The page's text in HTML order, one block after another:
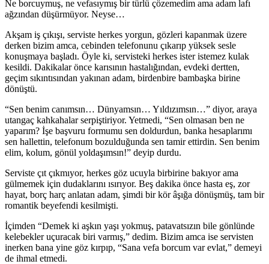
Ne borcuymuş, ne vefasıymış bir türlü çözemedim ama adam lafı
ağzından düşürmüyor. Neyse…
Akşam iş çıkışı, serviste herkes yorgun, gözleri kapanmak üzere
derken bizim amca, cebinden telefonunu çıkarıp yüksek sesle
konuşmaya başladı. Öyle ki, servisteki herkes ister istemez kulak
kesildi. Dakikalar önce karısının hastalığından, evdeki dertten,
geçim sıkıntısından yakınan adam, birdenbire bambaşka birine
dönüştü.
“Sen benim canımsın… Dünyamsın… Yıldızımsın…” diyor, araya
utangaç kahkahalar serpiştiriyor. Yetmedi, “Sen olmasan ben ne
yaparım? İşe başvuru formumu sen doldurdun, banka hesaplarımı
sen hallettin, telefonum bozulduğunda sen tamir ettirdin. Sen benim
elim, kolum, gönül yoldaşımsın!” deyip durdu.
Serviste çıt çıkmıyor, herkes göz ucuyla birbirine bakıyor ama
gülmemek için dudaklarını ısırıyor. Beş dakika önce hasta eş, zor
hayat, borç harç anlatan adam, şimdi bir kör âşığa dönüşmüş, tam bir
romantik beyefendi kesilmişti.
İçimden “Demek ki aşkın yaşı yokmuş, patavatsızın bile gönlünde
kelebekler uçuracak biri varmış,” dedim. Bizim amca ise servisten
inerken bana yine göz kırpıp, “Sana vefa borcum var evlat,” demeyi
de ihmal etmedi.